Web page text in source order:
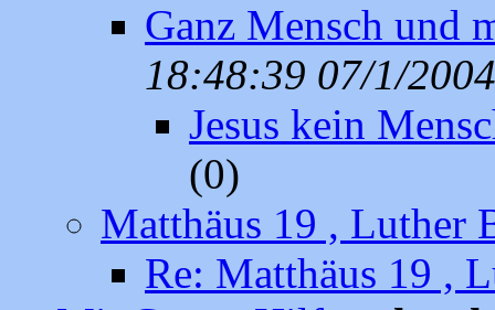
Ganz Mensch und
18:48:39 07/1/2004
Jesus kein
(0)
Matthäus 19 , Luther
Re: Matthäus 19 ,